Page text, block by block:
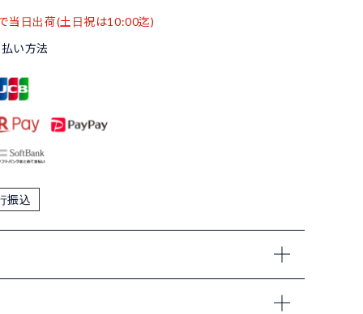
当日出荷(土日祝は10:00迄)
い方法
振込